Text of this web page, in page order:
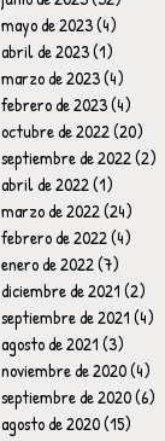
mayo de 2023(4)
abril de 2023(1)
marzo de 2023(4)
febrero de 2023(4)
octubre de 2022(20)
septiembre de 2022(2)
abril de 2022(1)
marzo de 2022(24)
febrero de 2022(4)
enero de 2022(7)
diciembre de 2021(2)
septiembre de 2021(4)
agosto de 2021(3)
noviembre de 2020(4)
septiembre de 2020(6)
agosto de 2020(15)